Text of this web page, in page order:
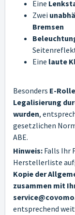
Eine
Zwei
Bremsen
Eine laute
Besonders E-
Legalisierung
wurden,
gesetzlichen
ABE.
Hinweis: Falls Ihr
Herstellerliste
Kopie der
zusammen mit
entsprechend